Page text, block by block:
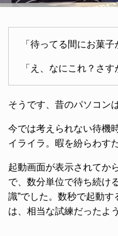
「待ってる間にお菓子
「え、なにこれ？さ
そうです、昔のパソコン
今では考えられない待機
イライラ。暇を紛らわす
起動画面が表示されてか
で、数分単位で待ち続け
識”でした。数秒で起動
は、相当な試練だったよ